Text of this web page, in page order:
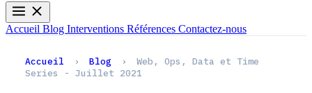
Accueil Blog Interventions Références Contactez-nous
Accueil › Blog ›
Web, Ops, Data et Time
Series - Juillet 2021